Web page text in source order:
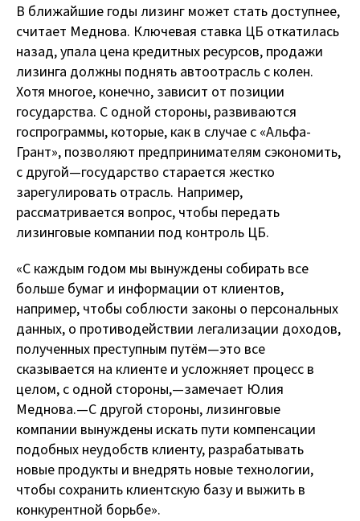
В ближайшие годы лизинг может стать доступнее,
считает Меднова. Ключевая ставка ЦБ откатилась
назад, упала цена кредитных ресурсов, продажи
лизинга должны поднять автоотрасль с колен.
Хотя многое, конечно, зависит от позиции
государства. С одной стороны, развиваются
госпрограммы, которые, как в случае с «Альфа-
Грант», позволяют предпринимателям сэкономить,
с другой — государство старается жестко
зарегулировать отрасль. Например,
рассматривается вопрос, чтобы передать
лизинговые компании под контроль ЦБ.
«С каждым годом мы вынуждены собирать все
больше бумаг и информации от клиентов,
например, чтобы соблюсти законы о персональных
данных, о противодействии легализации доходов,
полученных преступным путём — это все
сказывается на клиенте и усложняет процесс в
целом, с одной стороны, — замечает Юлия
Меднова. — С другой стороны, лизинговые
компании вынуждены искать пути компенсации
подобных неудобств клиенту, разрабатывать
новые продукты и внедрять новые технологии,
чтобы сохранить клиентскую базу и выжить в
конкурентной борьбе».